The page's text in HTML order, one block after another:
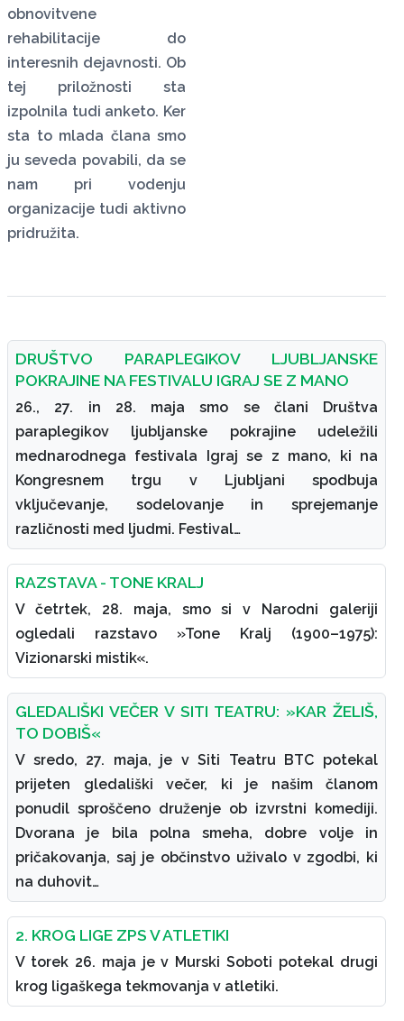
obnovitvene
rehabilitacije do
interesnih dejavnosti. Ob
tej priložnosti sta
izpolnila tudi anketo. Ker
sta to mlada člana smo
ju seveda povabili, da se
nam pri vodenju
organizacije tudi aktivno
pridružita.
DRUŠTVO PARAPLEGIKOV LJUBLJANSKE
POKRAJINE NA FESTIVALU IGRAJ SE Z MANO
26., 27. in 28. maja smo se člani Društva
paraplegikov ljubljanske pokrajine udeležili
mednarodnega festivala Igraj se z mano, ki na
Kongresnem trgu v Ljubljani spodbuja
vključevanje, sodelovanje in sprejemanje
različnosti med ljudmi. Festival…
RAZSTAVA - TONE KRALJ
V četrtek, 28. maja, smo si v Narodni galeriji
ogledali razstavo »Tone Kralj (1900–1975):
Vizionarski mistik«.
GLEDALIŠKI VEČER V SITI TEATRU: »KAR ŽELIŠ,
TO DOBIŠ«
V sredo, 27. maja, je v Siti Teatru BTC potekal
prijeten gledališki večer, ki je našim članom
ponudil sproščeno druženje ob izvrstni komediji.
Dvorana je bila polna smeha, dobre volje in
pričakovanja, saj je občinstvo uživalo v zgodbi, ki
na duhovit…
2. KROG LIGE ZPS V ATLETIKI
V torek 26. maja je v Murski Soboti potekal drugi
krog ligaškega tekmovanja v atletiki.